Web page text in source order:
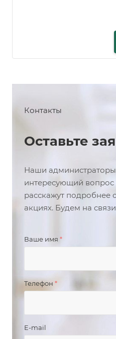
Контакты
Оставьте
Наши администраторы
интересующий вопрос
расскажут подробнее
акциях. Будем на
Ваше имя *
Телефон *
E-mail